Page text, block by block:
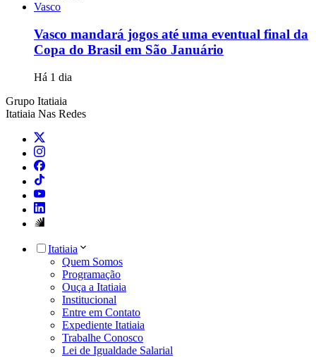
Vasco
Vasco mandará jogos até uma eventual final da
Copa do Brasil em São Januário
Há 1 dia
Grupo Itatiaia
Itatiaia Nas Redes
Itatiaia
Quem Somos
Programação
Ouça a Itatiaia
Institucional
Entre em Contato
Expediente Itatiaia
Trabalhe Conosco
Lei de Igualdade Salarial